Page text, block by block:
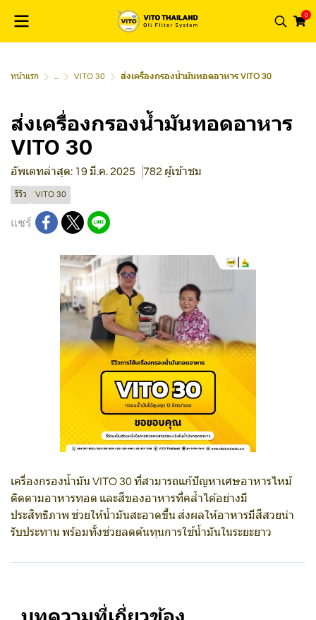
0
หน้าแรก ... VITO 30 ส่งเครื่องกรองน้ำมันทอดอาหาร VITO 30
ส่งเครื่องกรองน้ำมันทอดอาหาร
VITO 30
อัพเดทล่าสุด: 19 มี.ค. 2025 782 ผู้เข้าชม
รีวิว VITO 30
แชร์
เครื่องกรองน้ำมัน VITO 30 ที่สามารถแก้ปัญหาเศษอาหารไหม้
ติดตามอาหารทอด และสีของอาหารที่คล้ำได้อย่างมี
ประสิทธิภาพ ช่วยให้น้ำมันสะอาดขึ้น ส่งผลให้อาหารมีสีสวยน่า
รับประทาน พร้อมทั้งช่วยลดต้นทุนการใช้น้ำมันในระยะยาว